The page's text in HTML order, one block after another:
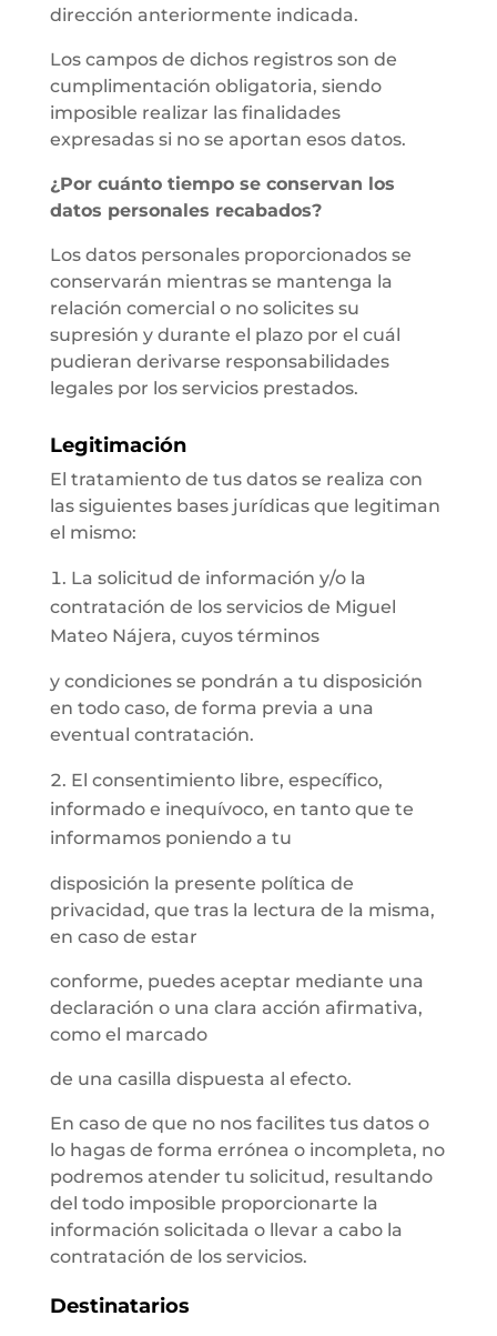
dirección anteriormente indicada.
Los campos de dichos registros son de
cumplimentación obligatoria, siendo
imposible realizar las finalidades
expresadas si no se aportan esos datos.
¿Por cuánto tiempo se conservan los
datos personales recabados?
Los datos personales proporcionados se
conservarán mientras se mantenga la
relación comercial o no solicites su
supresión y durante el plazo por el cuál
pudieran derivarse responsabilidades
legales por los servicios prestados.
Legitimación
El tratamiento de tus datos se realiza con
las siguientes bases jurídicas que legitiman
el mismo:
La solicitud de información y/o la
contratación de los servicios de Miguel
Mateo Nájera, cuyos términos
y condiciones se pondrán a tu disposición
en todo caso, de forma previa a una
eventual contratación.
El consentimiento libre, específico,
informado e inequívoco, en tanto que te
informamos poniendo a tu
disposición la presente política de
privacidad, que tras la lectura de la misma,
en caso de estar
conforme, puedes aceptar mediante una
declaración o una clara acción afirmativa,
como el marcado
de una casilla dispuesta al efecto.
En caso de que no nos facilites tus datos o
lo hagas de forma errónea o incompleta, no
podremos atender tu solicitud, resultando
del todo imposible proporcionarte la
información solicitada o llevar a cabo la
contratación de los servicios.
Destinatarios